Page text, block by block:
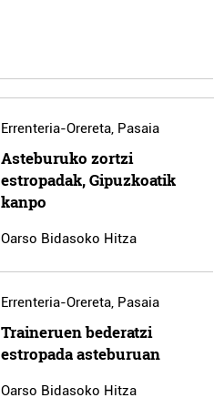
Errenteria-Orereta, Pasaia
Asteburuko zortzi
estropadak, Gipuzkoatik
kanpo
Oarso Bidasoko Hitza
Errenteria-Orereta, Pasaia
Traineruen bederatzi
estropada asteburuan
Oarso Bidasoko Hitza